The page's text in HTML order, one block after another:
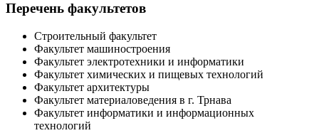
Перечень факультетов
Строительный факультет
Факультет машиностроения
Факультет электротехники и информатики
Факультет химических и пищевых технологий
Факультет архитектуры
Факультет материаловедения в г. Трнава
Факультет информатики и информационных
технологий